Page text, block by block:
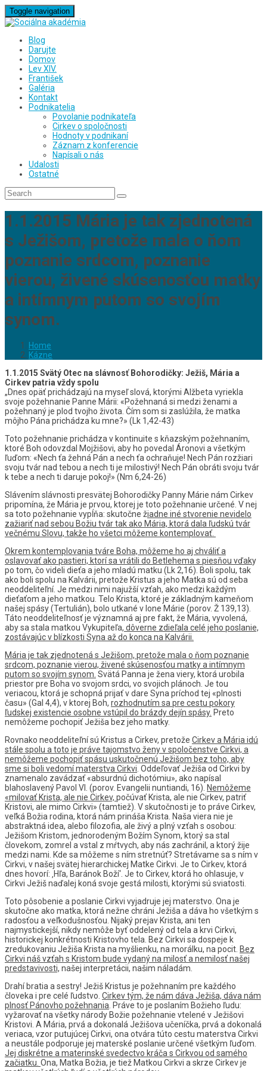
Toggle navigation
Blog
Darujte
Domov
Lev XIV.
František
Galéria
Kontakt
Podnikatelia
Povolanie podnikateľa
Cirkev o spoločnosti
Hodnoty v podnikaní
Záznam z konferencie
Napísali o nás
Udalosti
Ostatné
1.1.2015 Mária je tak zjednotená
s Ježišom, pretože mala o ňom
poznanie srdcom, poznanie
vierou, živené skúsenosťou matky
a intímnym putom so svojím
synom.
Home
Kázne
1.1.2015 Svätý Otec na slávnosť Bohorodičky: Ježiš, Mária a
Cirkev patria vždy spolu
„Dnes opäť prichádzajú na myseľ slová, ktorými Alžbeta vyriekla
svoje požehnanie Panne Márii: «Požehnaná si medzi ženami a
požehnaný je plod tvojho života. Čím som si zaslúžila, že matka
môjho Pána prichádza ku mne?» (Lk 1,42-43)
Toto požehnanie prichádza v kontinuite s kňazským požehnaním,
ktoré Boh odovzdal Mojžišovi, aby ho povedal Áronovi a všetkým
ľuďom: «Nech ťa žehná Pán a nech ťa ochraňuje! Nech Pán rozžiari
svoju tvár nad tebou a nech ti je milostivý! Nech Pán obráti svoju tvár
k tebe a nech ti daruje pokoj!» (Nm 6,24-26)
Slávením slávnosti presvätej Bohorodičky Panny Márie nám Cirkev
pripomína, že Mária je prvou, ktorej je toto požehnanie určené. V nej
sa toto požehnanie vypĺňa: skutočne žiadne iné stvorenie nevidelo
zažiariť nad sebou Božiu tvár tak ako Mária, ktorá dala ľudskú tvár
večnému Slovu, takže ho všetci môžeme kontemplovať.
Okrem kontemplovania tváre Boha, môžeme ho aj chváliť a
oslavovať ako pastieri, ktorí sa vrátili do Betlehema s piesňou vďaky
po tom, čo videli dieťa a jeho mladú matku (Lk 2,16). Boli spolu, tak
ako boli spolu na Kalvárii, pretože Kristus a jeho Matka sú od seba
neoddeliteľní. Je medzi nimi najužší vzťah, ako medzi každým
dieťaťom a jeho matkou. Telo Krista, ktoré je základným kameňom
našej spásy (Tertulián), bolo utkané v lone Márie (porov. Ž 139,13).
Táto neoddeliteľnosť je významná aj pre fakt, že Mária, vyvolená,
aby sa stala matkou Vykupiteľa, dôverne zdieľala celé jeho poslanie,
zostávajúc v blízkosti Syna až do konca na Kalvárii.
Mária je tak zjednotená s Ježišom, pretože mala o ňom poznanie
srdcom, poznanie vierou, živené skúsenosťou matky a intímnym
putom so svojím synom. Svätá Panna je žena viery, ktorá urobila
priestor pre Boha vo svojom srdci, vo svojich plánoch. Je tou
veriacou, ktorá je schopná prijať v dare Syna príchod tej «plnosti
času» (Gal 4,4), v ktorej Boh, rozhodnutím sa pre cestu pokory
ľudskej existencie osobne vstúpil do brázdy dejín spásy. Preto
nemôžeme pochopiť Ježiša bez jeho matky.
Rovnako neoddeliteľní sú Kristus a Cirkev, pretože Cirkev a Mária idú
stále spolu a toto je práve tajomstvo ženy v spoločenstve Cirkvi, a
nemôžeme pochopiť spásu uskutočnenú Ježišom bez toho, aby
sme si boli vedomí materstva Cirkvi . Oddeľovať Ježiša od Cirkvi by
znamenalo zavádzať «absurdnú dichotómiu», ako napísal
blahoslavený Pavol VI. (porov. Evangelii nuntiandi, 16). Nemôžeme
«milovať Krista, ale nie Cirkev, počúvať Krista, ale nie Cirkev, patriť
Kristovi, ale mimo Cirkvi» (tamtiež). V skutočnosti je to práve Cirkev,
veľká Božia rodina, ktorá nám prináša Krista. Naša viera nie je
abstraktná idea, alebo filozofia, ale živý a plný vzťah s osobou:
Ježišom Kristom, jednorodeným Božím Synom, ktorý sa stal
človekom, zomrel a vstal z mŕtvych, aby nás zachránil, a ktorý žije
medzi nami. Kde sa môžeme s ním stretnúť? Stretávame sa s ním v
Cirkvi, v našej svätej hierarchickej Matke Cirkvi. Je to Cirkev, ktorá
dnes hovorí: ‚Hľa, Baránok Boží‘. Je to Cirkev, ktorá ho ohlasuje, v
Cirkvi Ježiš naďalej koná svoje gestá milosti, ktorými sú sviatosti.
Toto pôsobenie a poslanie Cirkvi vyjadruje jej materstvo. Ona je
skutočne ako matka, ktorá nežne chráni Ježiša a dáva ho všetkým s
radosťou a veľkodušnosťou. Nijaký prejav Krista, ani ten
najmystickejší, nikdy nemôže byť oddelený od tela a krvi Cirkvi,
historickej konkrétnosti Kristovho tela. Bez Cirkvi sa dospeje k
zredukovaniu Ježiša Krista na myšlienku, na morálku, na pocit. Bez
Cirkvi náš vzťah s Kristom bude vydaný na milosť a nemilosť našej
predstavivosti, našej interpretácii, našim náladám.
Drahí bratia a sestry! Ježiš Kristus je požehnaním pre každého
človeka i pre celé ľudstvo. Cirkev tým, že nám dáva Ježiša, dáva nám
plnosť Pánovho požehnania . Práve to je poslaním Božieho ľudu:
vyžarovať na všetky národy Božie požehnanie vtelené v Ježišovi
Kristovi. A Mária, prvá a dokonalá Ježišova učeníčka, prvá a dokonalá
veriaca, vzor putujúcej Cirkvi, ona otvára túto cestu materstva Cirkvi
a neustále podporuje jej materské poslanie určené všetkým ľuďom.
Jej diskrétne a materinské svedectvo kráča s Cirkvou od samého
začiatku. Ona, Matka Božia, je tiež Matkou Cirkvi a skrze Cirkev je